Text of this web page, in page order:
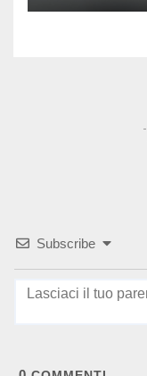
Subscribe